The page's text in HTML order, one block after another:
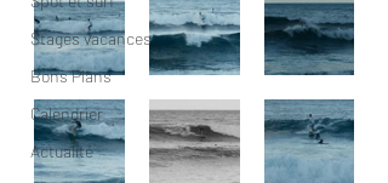
Stages vacances
Bons Plans
Calendrier
Actualité